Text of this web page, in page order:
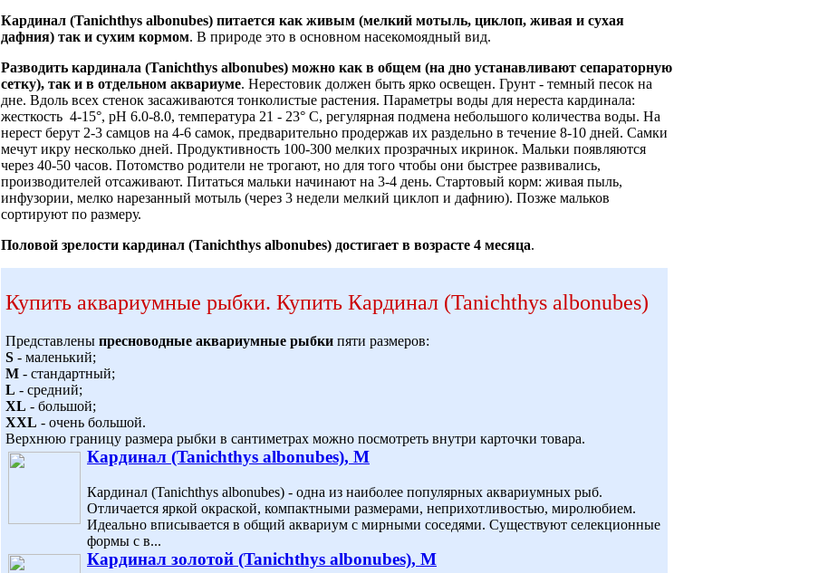
Кардинал (Tanichthys albonubes) питается как живым (мелкий мотыль, циклоп, живая и сухая
дафния) так и сухим кормом. В природе это в основном насекомоядный вид.
Разводить кардинала (Tanichthys albonubes) можно как в общем (на дно устанавливают сепараторную
сетку), так и в отдельном аквариуме. Нерестовик должен быть ярко освещен. Грунт - темный песок на
дне. Вдоль всех стенок засаживаются тонколистые растения. Параметры воды для нереста кардинала:
жесткость 4-15°, рН 6.0-8.0, температура 21 - 23° С, регулярная подмена небольшого количества воды. На
нерест берут 2-3 самцов на 4-6 самок, предварительно продержав их раздельно в течение 8-10 дней. Самки
мечут икру несколько дней. Продуктивность 100-300 мелких прозрачных икринок. Мальки появляются
через 40-50 часов. Потомство родители не трогают, но для того чтобы они быстрее развивались,
производителей отсаживают. Питаться мальки начинают на 3-4 день. Стартовый корм: живая пыль,
инфузории, мелко нарезанный мотыль (через 3 недели мелкий циклоп и дафнию). Позже мальков
сортируют по размеру.
Половой зрелости кардинал (Tanichthys albonubes) достигает в возрасте 4 месяца.
Купить аквариумные рыбки. Купить Кардинал (Tanichthys albonubes)
Представлены пресноводные аквариумные рыбки пяти размеров:
S - маленький;
M - стандартный;
L - средний;
XL - большой;
XXL - очень большой.
Верхнюю границу размера рыбки в сантиметрах можно посмотреть внутри карточки товара.
Кардинал (Tanichthys albonubes), M
Кардинал (Tanichthys albonubes) - одна из наиболее популярных аквариумных рыб.
Отличается яркой окраской, компактными размерами, неприхотливостью, миролюбием.
Идеально вписывается в общий аквариум с мирными соседями. Существуют селекционные
формы с в...
Кардинал золотой (Tanichthys albonubes), M